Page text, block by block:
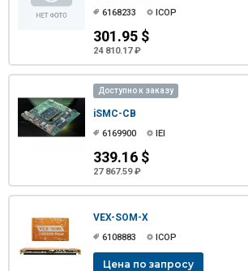
6168233 ICOP
301.95 $
24 810.17 ₽
Доступно к заказу
iSMC-CB
6169900 IEI
339.16 $
27 867.59 ₽
VEX-SOM-X
6108883 ICOP
Цена по запросу